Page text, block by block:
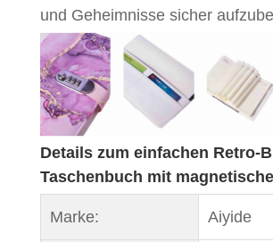
und Geheimnisse sicher
Details zum einfachen Retro-
Taschenbuch mit
Marke: Aiyide